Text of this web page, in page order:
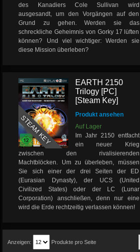
des Kanadiers Cole Sullivan wird
ausgesandt, um den Vorgängen auf den
Grund zu gehen. Werden sie das
schreckliche Geheimnis von Gorky 17 lüften
können? Und viel wichtiger: Werden sie
diese Mission überleben?
STEAM KEY
EARTH 2150
Trilogy [PC]
[Steam Key]
Produkt ansehen
Auf Lager
Im Jahr 2150 entfacht
ein neuer Krieg
zwischen den rivalisierenden
Machtblöcken. Um zu überleben, müssen
Sie sich einer der drei Seiten der ED
(Eurasian Dynasty), der UCS (United
Civilized States) oder der LC (Lunar
Corporation) anschließen, denn nur eine
wird die Erde rechtzeitig verlassen können!
Anzeigen: Produkte pro Seite